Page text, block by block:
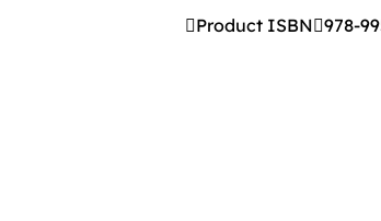
Product ISBN 978-